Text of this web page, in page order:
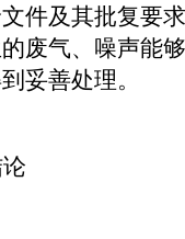
件及其批复要
废气、噪声能
妥善处理。